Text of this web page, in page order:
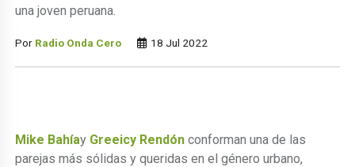
una joven peruana.
Por Radio Onda Cero 18 Jul 2022
Mike Bahíay Greeicy Rendón conforman una de las
parejas más sólidas y queridas en el género urbano,